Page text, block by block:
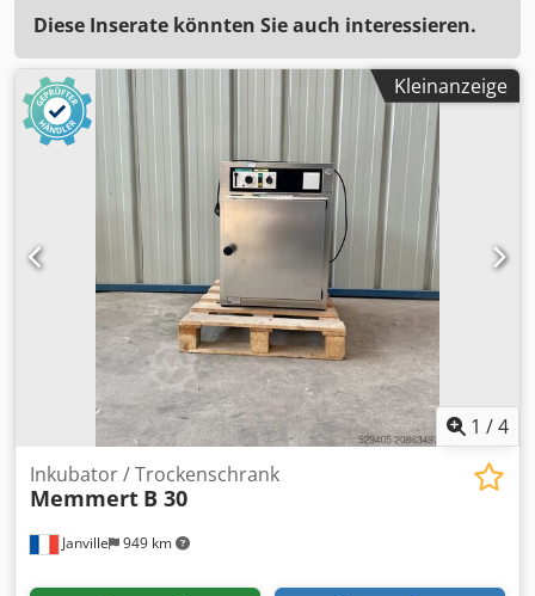
Diese Inserate könnten Sie auch interessieren.
Kleinanzeige
1 /4
Janville 949 km
Inkubator / Trockenschrank
Memmert B 30